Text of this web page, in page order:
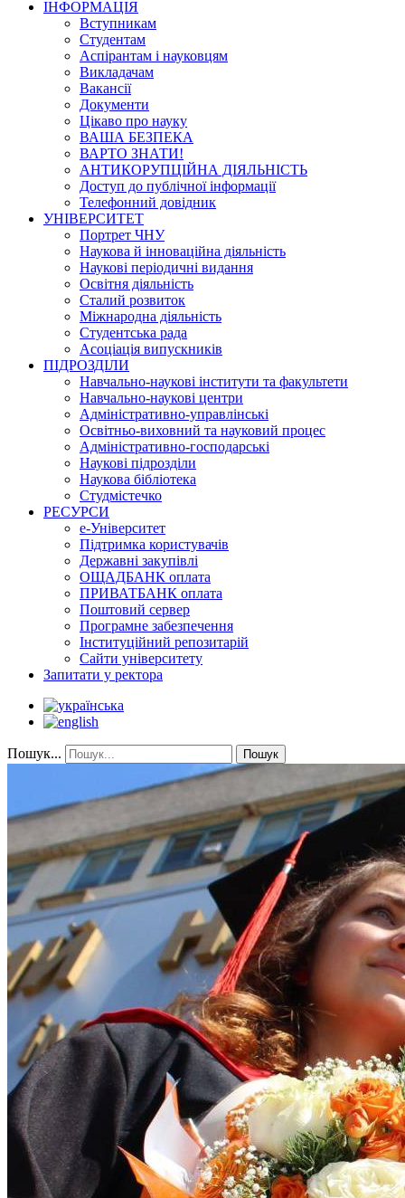
ІНФОРМАЦІЯ
Вступникам
Студентам
Аспірантам і науковцям
Викладачам
Вакансії
Документи
Цікаво про науку
ВАША БЕЗПЕКА
ВАРТО ЗНАТИ!
АНТИКОРУПЦІЙНА ДІЯЛЬНІСТЬ
Доступ до публічної інформації
Телефонний довідник
УНІВЕРСИТЕТ
Портрет ЧНУ
Наукова й інноваційна діяльність
Наукові періодичні видання
Освітня діяльність
Сталий розвиток
Міжнародна діяльність
Студентська рада
Асоціація випускників
ПІДРОЗДІЛИ
Навчально-наукові інститути та факультети
Навчально-наукові центри
Адміністративно-управлінські
Освітньо-виховний та науковий процес
Адміністративно-господарські
Наукові підрозділи
Наукова бібліотека
Студмістечко
РЕСУРСИ
е-Університет
Підтримка користувачів
Державні закупівлі
ОЩАДБАНК оплата
ПРИВАТБАНК оплата
Поштовий сервер
Програмне забезпечення
Інституційний репозитарій
Сайти університету
Запитати у ректора
Пошук... Пошук